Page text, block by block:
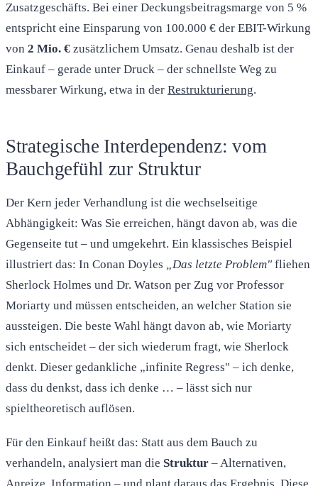
Zusatzgeschäfts. Bei einer Deckungsbeitragsmarge von 5 %
entspricht eine Einsparung von 100.000 € der EBIT-Wirkung
von 2 Mio. € zusätzlichem Umsatz. Genau deshalb ist der
Einkauf – gerade unter Druck – der schnellste Weg zu
messbarer Wirkung, etwa in der Restrukturierung.
Strategische Interdependenz: vom
Bauchgefühl zur Struktur
Der Kern jeder Verhandlung ist die wechselseitige
Abhängigkeit: Was Sie erreichen, hängt davon ab, was die
Gegenseite tut – und umgekehrt. Ein klassisches Beispiel
illustriert das: In Conan Doyles
„Das letzte Problem" fliehen
Sherlock Holmes und Dr. Watson per Zug vor Professor
Moriarty und müssen entscheiden, an welcher Station sie
aussteigen. Die beste Wahl hängt davon ab, wie Moriarty
sich entscheidet – der sich wiederum fragt, wie Sherlock
denkt. Dieser gedankliche „infinite Regress" – ich denke,
dass du denkst, dass ich denke … – lässt sich nur
spieltheoretisch auflösen.
Für den Einkauf heißt das: Statt aus dem Bauch zu
verhandeln, analysiert man die Struktur – Alternativen,